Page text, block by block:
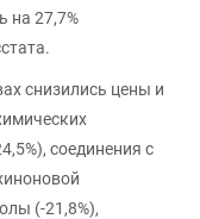
на 27,7%
снизились цены и
соединения с
(-21,8%),